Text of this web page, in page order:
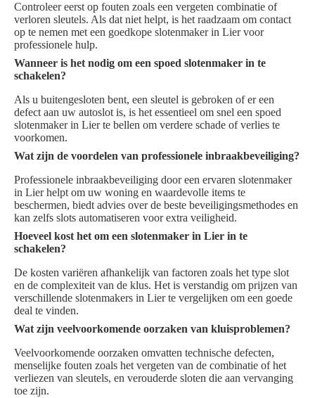
Controleer eerst op fouten zoals een vergeten combinatie of
verloren sleutels. Als dat niet helpt, is het raadzaam om contact
op te nemen met een goedkope slotenmaker in Lier voor
professionele hulp.
Wanneer is het nodig om een spoed slotenmaker in te
schakelen?
Als u buitengesloten bent, een sleutel is gebroken of er een
defect aan uw autoslot is, is het essentieel om snel een spoed
slotenmaker in Lier te bellen om verdere schade of verlies te
voorkomen.
Wat zijn de voordelen van professionele inbraakbeveiliging?
Professionele inbraakbeveiliging door een ervaren slotenmaker
in Lier helpt om uw woning en waardevolle items te
beschermen, biedt advies over de beste beveiligingsmethodes en
kan zelfs slots automatiseren voor extra veiligheid.
Hoeveel kost het om een slotenmaker in Lier in te
schakelen?
De kosten variëren afhankelijk van factoren zoals het type slot
en de complexiteit van de klus. Het is verstandig om prijzen van
verschillende slotenmakers in Lier te vergelijken om een goede
deal te vinden.
Wat zijn veelvoorkomende oorzaken van kluisproblemen?
Veelvoorkomende oorzaken omvatten technische defecten,
menselijke fouten zoals het vergeten van de combinatie of het
verliezen van sleutels, en verouderde sloten die aan vervanging
toe zijn.